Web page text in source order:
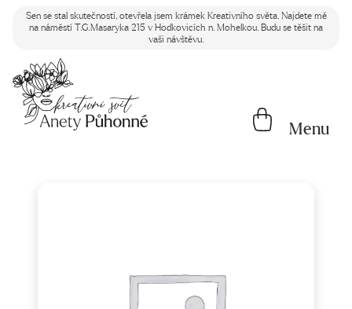
Sen se stal skutečností, otevřela jsem krámek Kreativního světa. Najdete mě
na náměstí T.G.Masaryka 215 v Hodkovicích n. Mohelkou. Budu se těšit na
vaši návštěvu.
Menu